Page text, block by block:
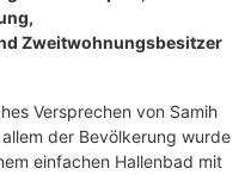
Zweitwohnungsbesitzer
Versprechen von Samih
der Bevölkerung wurde
einfachen Hallenbad mit